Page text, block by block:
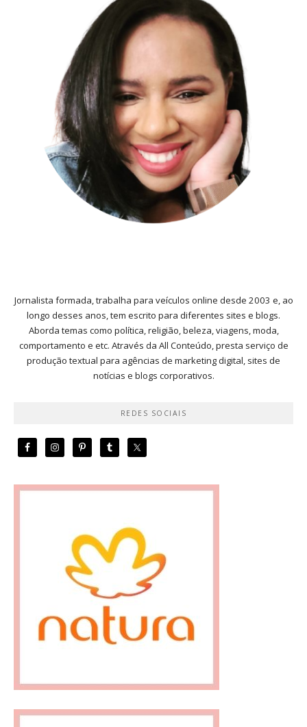
Jornalista formada, trabalha para veículos online desde 2003 e, ao
longo desses anos, tem escrito para diferentes sites e blogs.
Aborda temas como política, religião, beleza, viagens, moda,
comportamento e etc. Através da All Conteúdo, presta serviço de
produção textual para agências de marketing digital, sites de
notícias e blogs corporativos.
REDES SOCIAIS